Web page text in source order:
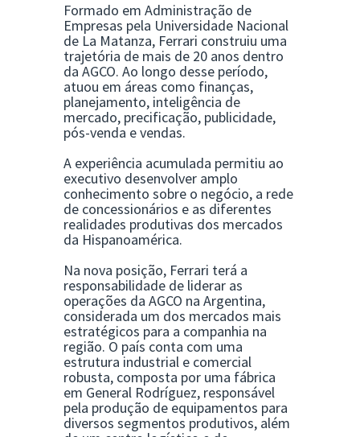
Formado em Administração de
Empresas pela Universidade Nacional
de La Matanza, Ferrari construiu uma
trajetória de mais de 20 anos dentro
da AGCO. Ao longo desse período,
atuou em áreas como finanças,
planejamento, inteligência de
mercado, precificação, publicidade,
pós-venda e vendas.
A experiência acumulada permitiu ao
executivo desenvolver amplo
conhecimento sobre o negócio, a rede
de concessionários e as diferentes
realidades produtivas dos mercados
da Hispanoamérica.
Na nova posição, Ferrari terá a
responsabilidade de liderar as
operações da AGCO na Argentina,
considerada um dos mercados mais
estratégicos para a companhia na
região. O país conta com uma
estrutura industrial e comercial
robusta, composta por uma fábrica
em General Rodríguez, responsável
pela produção de equipamentos para
diversos segmentos produtivos, além